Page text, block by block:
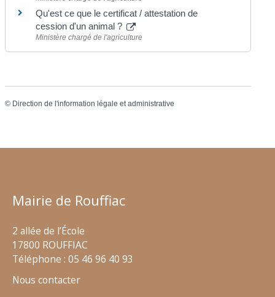
Qu'est ce que le certificat / attestation de
cession d'un animal ?
Ministère chargé de l'agriculture
© Direction de l'information légale et administrative
Mairie de Rouffiac
2 allée de l’École
17800 ROUFFIAC
Téléphone : 05 46 96 40 93
Nous contacter